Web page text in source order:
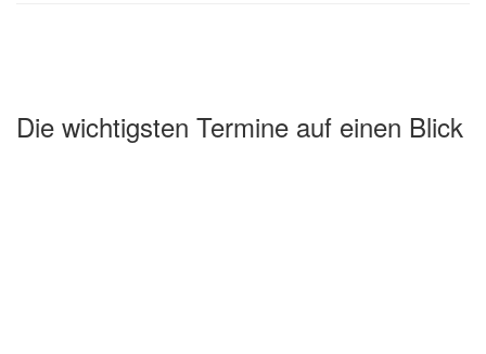
Die wichtigsten Termine auf einen Blick